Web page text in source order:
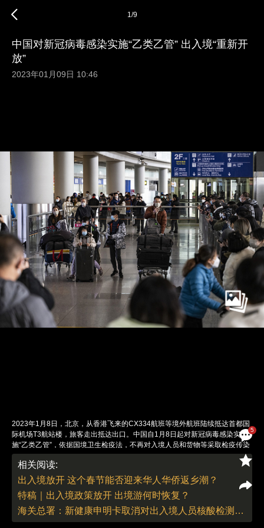
5
1/9
中国对新冠病毒感染实施“乙类乙管” 出入境“重新开
放”
2023年01月09日 10:46
2023年1月8日，北京，从香港飞来的CX334航班等境外航班陆续抵达首都国
际机场T3航站楼，旅客走出抵达出口。中国自1月8日起对新冠病毒感染实
施“乙类乙管”，依据国境卫生检疫法，不再对入境人员和货物等采取检疫传染
病管理措施。图：中新社记者 侯宇
责任编辑：曹艳 | 版面编辑：曹艳
相关阅读:
出入境放开 这个春节能否迎来华人华侨返乡潮？
特稿｜出入境政策放开 出境游何时恢复？
海关总署：新健康申明卡取消对出入境人员核酸检测等信息申报要求